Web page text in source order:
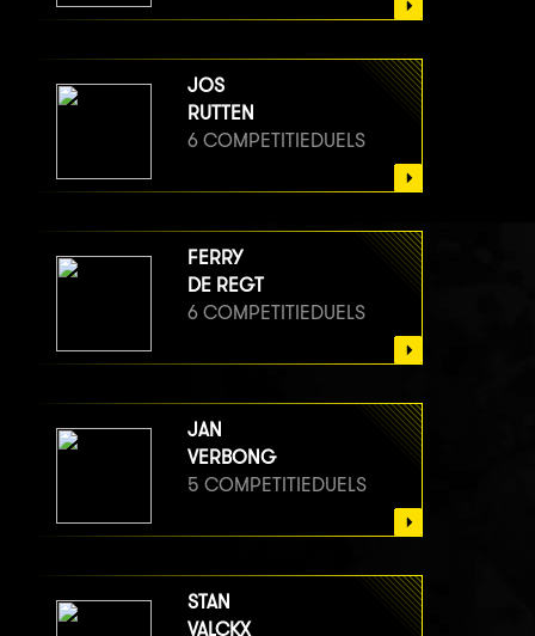
JOS
RUTTEN
6 COMPETITIEDUELS
FERRY
DE REGT
6 COMPETITIEDUELS
JAN
VERBONG
5 COMPETITIEDUELS
STAN
VALCKX